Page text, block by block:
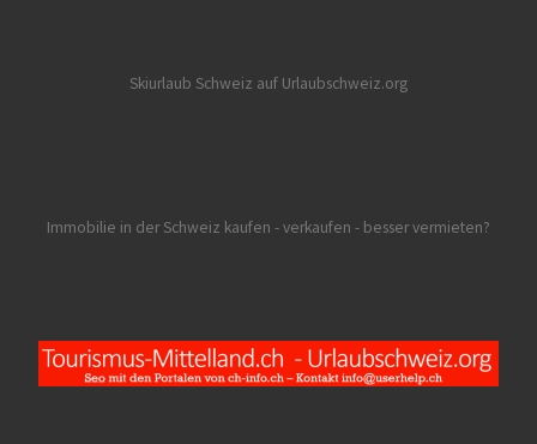
Skiurlaub Schweiz auf Urlaubschweiz.org
Immobilie in der Schweiz kaufen - verkaufen - besser vermieten?